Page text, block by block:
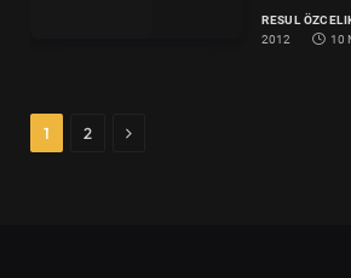
RESUL
2012
10
1 2 Next